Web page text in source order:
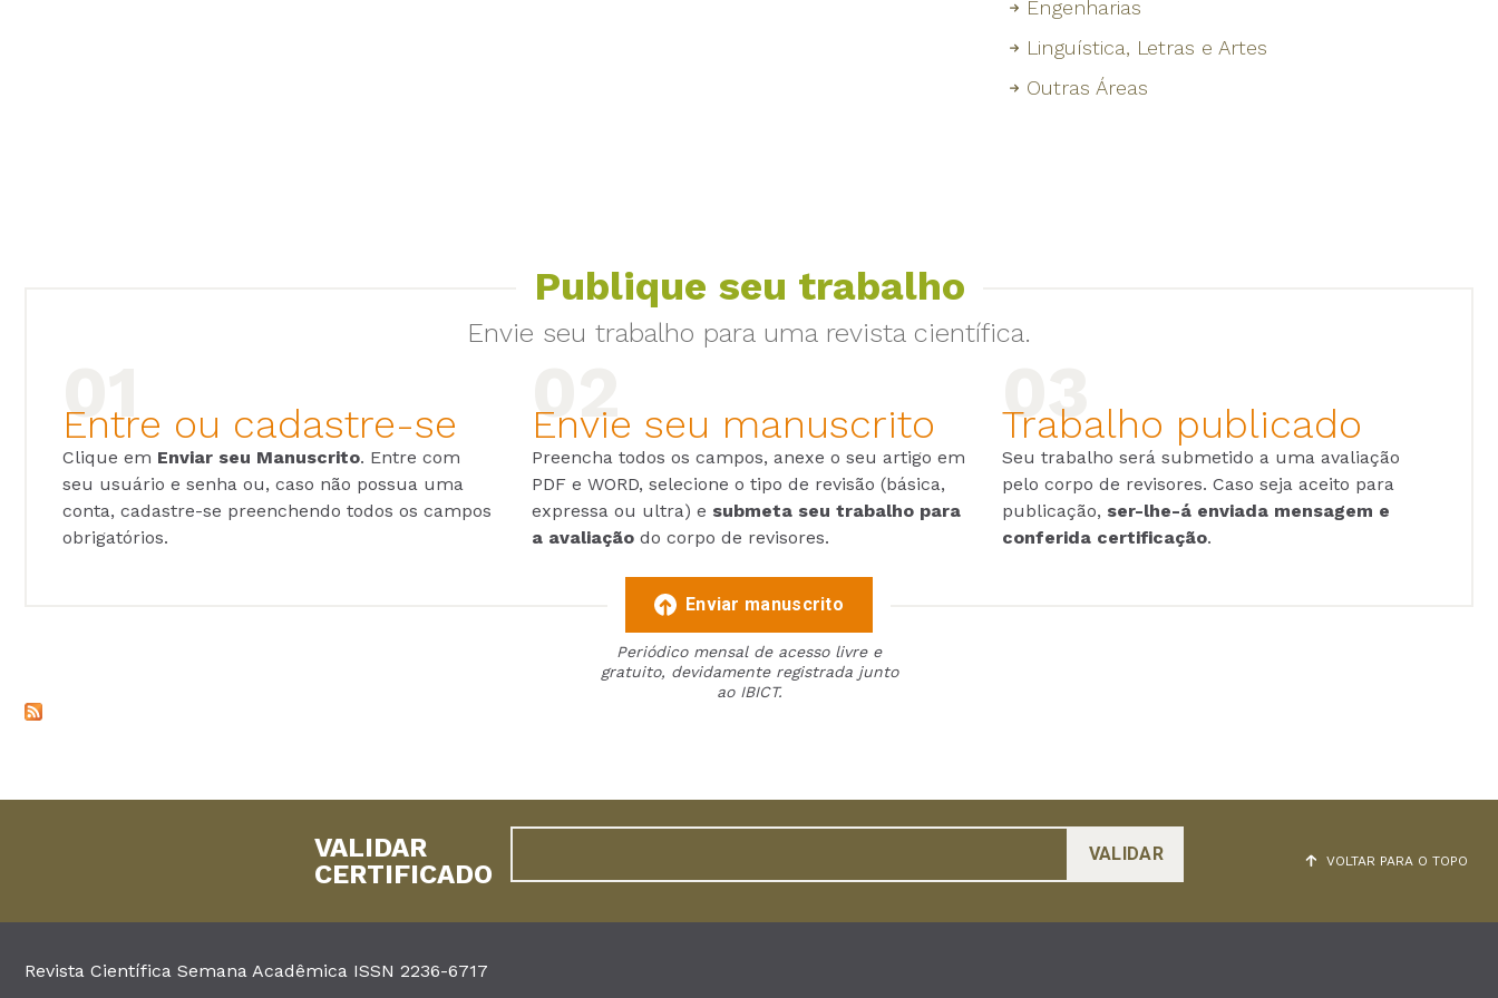
Engenharias
Linguística, Letras e Artes
Outras Áreas
Publique seu trabalho
Envie seu trabalho para uma revista científica.
Entre ou cadastre-se
Clique em Enviar seu Manuscrito. Entre com
seu usuário e senha ou, caso não possua uma
conta, cadastre-se preenchendo todos os campos
obrigatórios.
Envie seu manuscrito
Preencha todos os campos, anexe o seu artigo em
PDF e WORD, selecione o tipo de revisão (básica,
expressa ou ultra) e submeta seu trabalho para
a avaliação do corpo de revisores.
Trabalho publicado
Seu trabalho será submetido a uma avaliação
pelo corpo de revisores. Caso seja aceito para
publicação, ser-lhe-á enviada mensagem e
conferida certificação.
Enviar manuscrito
Periódico mensal de acesso livre e
gratuito, devidamente registrada junto
ao IBICT.
VOLTAR PARA O TOPO
VALIDAR
CERTIFICADO
Revista Científica Semana Acadêmica ISSN 2236-6717